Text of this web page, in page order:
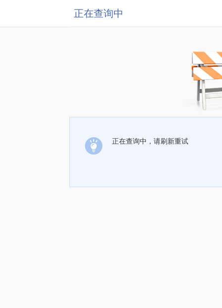
正在查询中
正在查询中，请刷新重试